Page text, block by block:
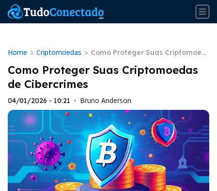
Home > Criptomoedas > Como Proteger Suas Criptomoed
as de Cibercrimes
Como Proteger Suas Criptomoedas
de Cibercrimes
04/01/2026 - 10:21 • Bruno Anderson